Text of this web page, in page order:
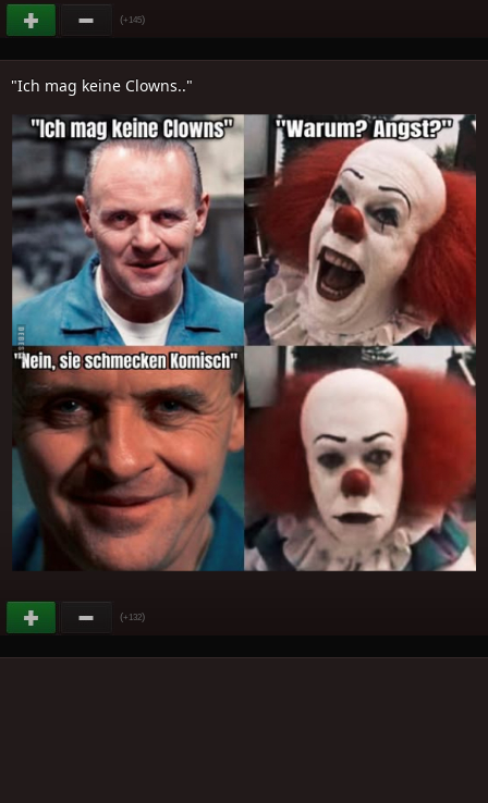
(+145)
"Ich mag keine Clowns.."
(+132)